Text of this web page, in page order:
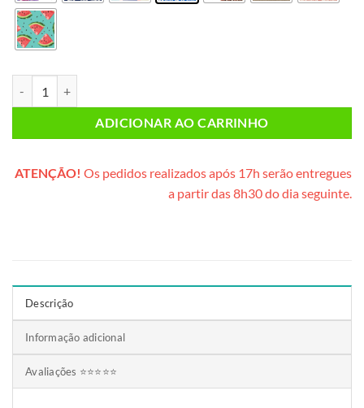
ADICIONAR AO CARRINHO
ATENÇÃO! Os pedidos realizados após 17h serão entregues
a partir das 8h30 do dia seguinte.
Descrição
Informação adicional
Avaliações ⭐⭐⭐⭐⭐